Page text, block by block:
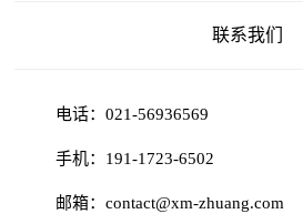
联系我们
电话：021-56936569
手机：191-1723-6502
邮箱：contact@xm-zhuang.com